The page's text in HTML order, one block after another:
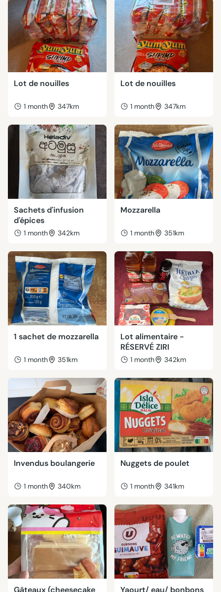
Lot de nouilles
1 month 347km
Lot de nouilles
1 month 347km
Sachets d'infusion
d'épices
1 month 342km
Mozzarella
1 month 351km
1 sachet de mozzarella
1 month 351km
Lot alimentaire -
RÉSERVÉ ZIRI
1 month 342km
Invendus boulangerie
1 month 340km
Nuggets de poulet
1 month 341km
Gâteaux (cheesecake
Yaourt/ eau/ bonbons